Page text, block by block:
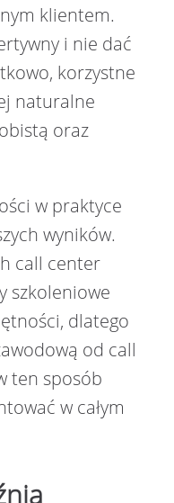
klientem.
i nie dać
korzystne
naturalne
oraz
w praktyce
wyników.
call center
szkoleniowe
dlatego
od call
ten sposób
w całym